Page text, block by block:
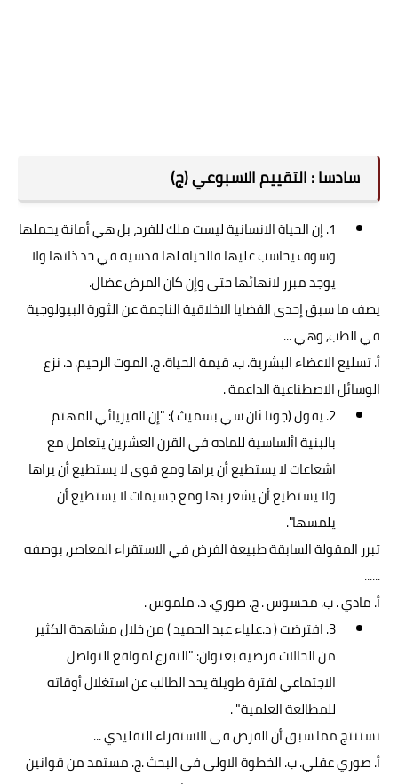
سادسا : التقييم الاسبوعي (ج)
1. إن الحياة الانسانية ليست ملك للفرد، بل هي أمانة يحملها
وسوف يحاسب عليها فالحياة لها قدسية في حد ذاتها ولا
يوجد مبرر لانهائها حتى وإن كان المرض عضال.
يصف ما سبق إحدى القضايا الاخلاقية الناجمة عن الثورة البيولوجية
في الطب, وهي ...
أ. تسليع الاعضاء البشرية. ب. قيمة الحياة. ج. الموت الرحيم. د. نزع
الوسائل الاصطناعية الداعمة .
2. يقول (جونا ثان سي بسميث ): "إن الفيزيائي المهتم
بالبنية األساسية للماده في القرن العشرين يتعامل مع
اشعاعات لا يستطيع أن يراها ومع قوى لا يستطيع أن يراها
ولا يستطيع أن يشعر بها ومع جسيمات لا يستطيع أن
يلمسها".
تبرر المقولة السابقة طبيعة الفرض في الاستقراء المعاصر, بوصفه
......
أ. مادي . ب. محسوس . ج. صوري. د. ملموس .
3. افترضت ( د.علياء عبد الحميد ) من خلال مشاهدة الكثير
من الحالات فرضية بعنوان: "التفرغ لمواقع التواصل
الاجتماعي لفترة طويلة يحد الطالب عن استغلال أوقاته
للمطالعة العلمية" .
نستنتج مما سبق أن الفرض فى الاستقراء التقليدي ...
أ. صوري عقلي. ب. الخطوة الاولى فى البحث .ج. مستمد من قوانين